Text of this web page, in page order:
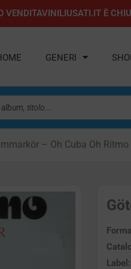
È
GENERI
– Oh Cuba Oh Ritmo
Label: